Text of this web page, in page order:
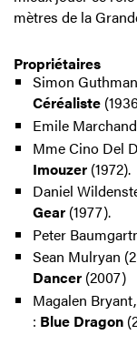
mètres de la
Propriétaires
Simon
Céréaliste
Emile
Mme Cino Del
Imouzer(1972).
Daniel
Gear(1977).
Peter
Sean Mulryan
Dancer(2007)
Magalen
: Blue Dragon